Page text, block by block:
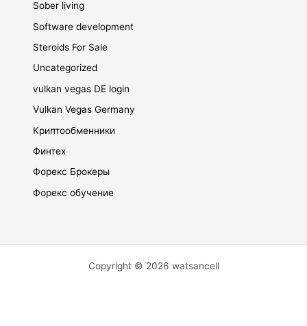
Sober living
Software development
Steroids For Sale
Uncategorized
vulkan vegas DE login
Vulkan Vegas Germany
Криптообменники
Финтех
Форекс Брокеры
Форекс обучение
Copyright © 2026 watsancell